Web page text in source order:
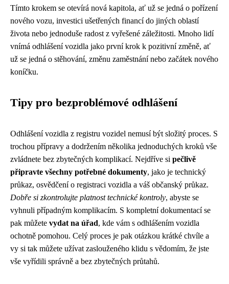
Tímto krokem se otevírá nová kapitola, ať už se jedná o pořízení
nového vozu, investici ušetřených financí do jiných oblastí
života nebo jednoduše radost z vyřešené záležitosti. Mnoho lidí
vnímá odhlášení vozidla jako první krok k pozitivní změně, ať
už se jedná o stěhování, změnu zaměstnání nebo začátek nového
koníčku.
Tipy pro bezproblémové odhlášení
Odhlášení vozidla z registru vozidel nemusí být složitý proces. S
trochou přípravy a dodržením několika jednoduchých kroků vše
zvládnete bez zbytečných komplikací. Nejdříve si pečlivě
připravte všechny potřebné dokumenty, jako je technický
průkaz, osvědčení o registraci vozidla a váš občanský průkaz.
Dobře si zkontrolujte platnost technické kontroly, abyste se
vyhnuli případným komplikacím. S kompletní dokumentací se
pak můžete vydat na úřad, kde vám s odhlášením vozidla
ochotně pomohou. Celý proces je pak otázkou krátké chvíle a
vy si tak můžete užívat zaslouženého klidu s vědomím, že jste
vše vyřídili správně a bez zbytečných průtahů.